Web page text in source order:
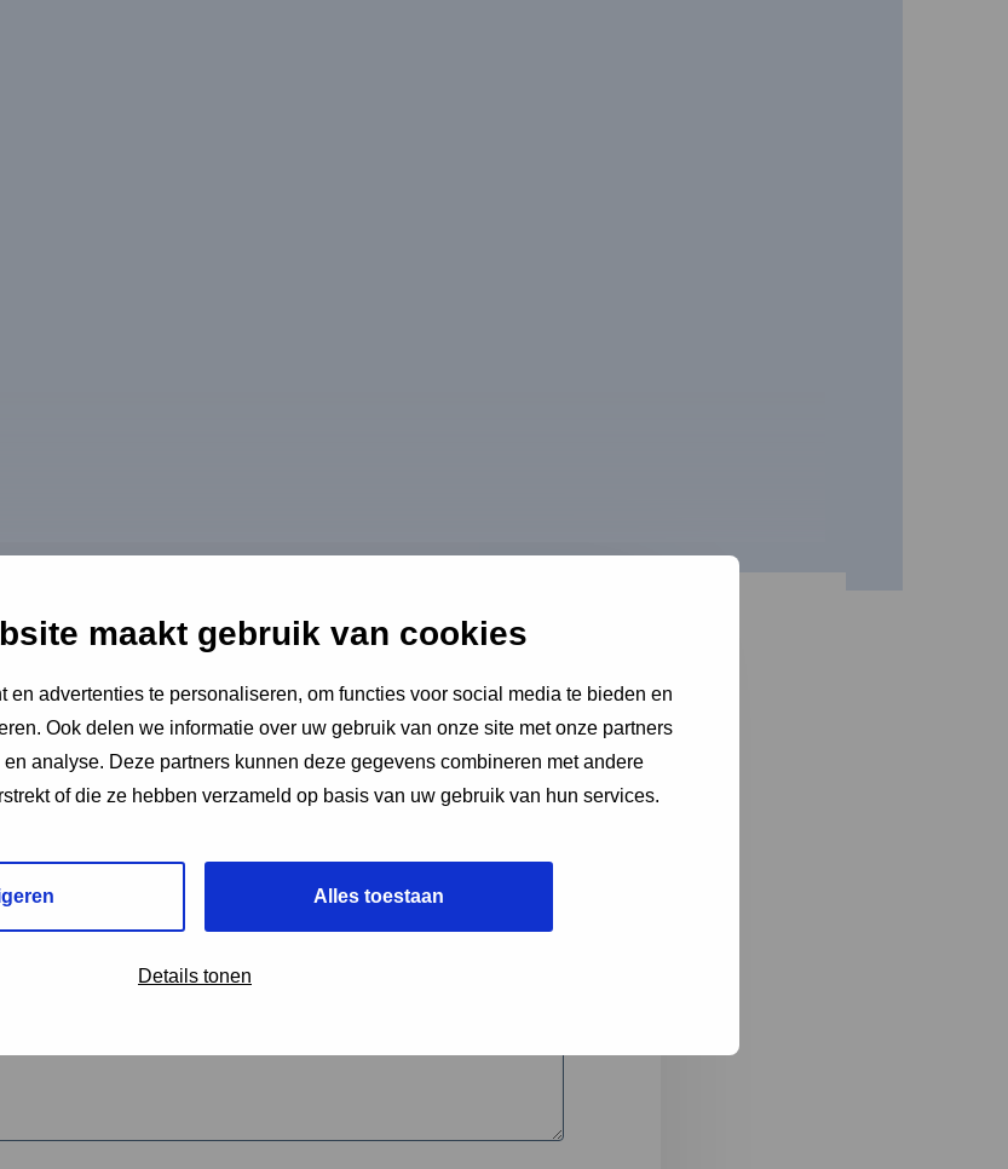
maakt gebruik van cookies
en advertenties te personaliseren, om functies voor social media te bieden en
Ook delen we informatie over uw gebruik van onze site met onze partners
analyse. Deze partners kunnen deze gegevens combineren met andere
of die ze hebben verzameld op basis van uw gebruik van hun services.
Alles toestaan
Details tonen
aan
2
3
*